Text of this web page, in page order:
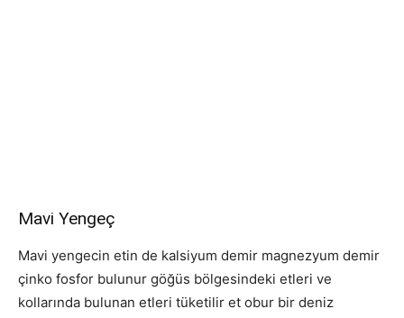
Mavi Yengeç
Mavi yengecin etin de kalsiyum demir magnezyum demir
çinko fosfor bulunur göğüs bölgesindeki etleri ve
kollarında bulunan etleri tüketilir et obur bir deniz